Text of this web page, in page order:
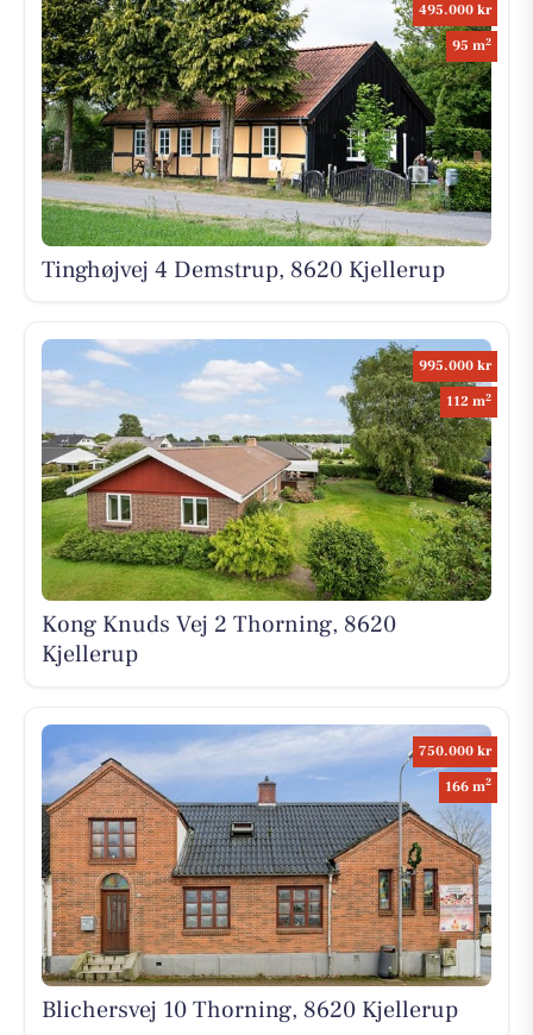
495.000 kr
95 m2
Tinghøjvej 4 Demstrup, 8620 Kjellerup
995.000 kr
112 m2
Kong Knuds Vej 2 Thorning, 8620
Kjellerup
750.000 kr
166 m2
Blichersvej 10 Thorning, 8620 Kjellerup